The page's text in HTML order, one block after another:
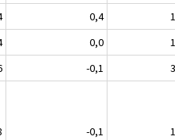
0,4
0,0
-0,1
-0,1